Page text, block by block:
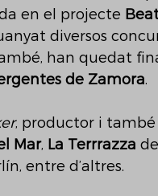
en el projecte
diversos
han quedat
de Zamora.
, productor i
Mar, La Terrrazza
entre d’altres.